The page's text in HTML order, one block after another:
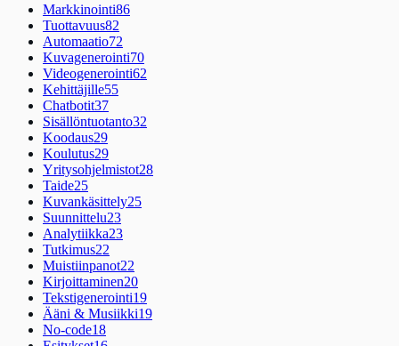
Markkinointi86
Tuottavuus82
Automaatio72
Kuvagenerointi70
Videogenerointi62
Kehittäjille55
Chatbotit37
Sisällöntuotanto32
Koodaus29
Koulutus29
Yritysohjelmistot28
Taide25
Kuvankäsittely25
Suunnittelu23
Analytiikka23
Tutkimus22
Muistiinpanot22
Kirjoittaminen20
Tekstigenerointi19
Ääni & Musiikki19
No-code18